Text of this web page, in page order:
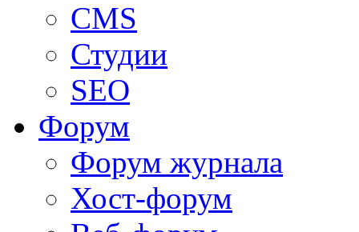
CMS
Студии
SEO
Форум
Форум журнала
Хост-форум